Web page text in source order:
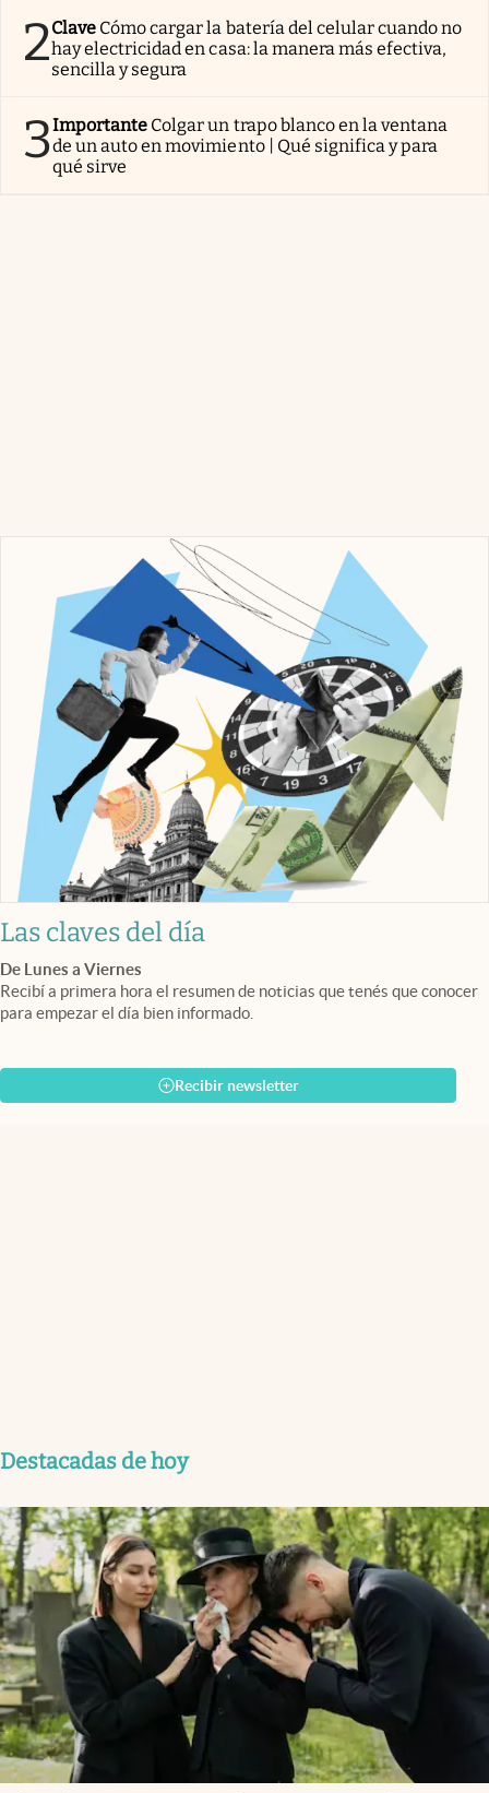
2Clave Cómo cargar la batería del celular cuando no
hay electricidad en casa: la manera más efectiva,
sencilla y segura
3Importante Colgar un trapo blanco en la ventana
de un auto en movimiento | Qué significa y para
qué sirve
Las claves del día
De Lunes a Viernes
Recibí a primera hora el resumen de noticias que tenés que conocer
para empezar el día bien informado.
Recibir newsletter
Destacadas de hoy